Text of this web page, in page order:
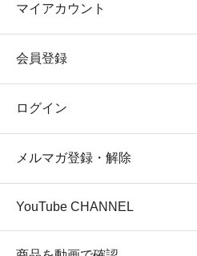
マイアカウント
会員登録
ログイン
メルマガ登録・解除
YouTube CHANNEL